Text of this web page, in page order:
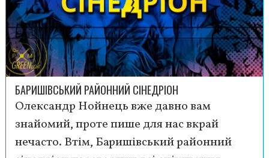
БАРИШІВСЬКИЙ РАЙОННИЙ СІНЕДРІОН
Олександр Нойнець вже давно вам
знайомий, проте пише для нас вкрай
нечасто. Втім, Баришівський районний